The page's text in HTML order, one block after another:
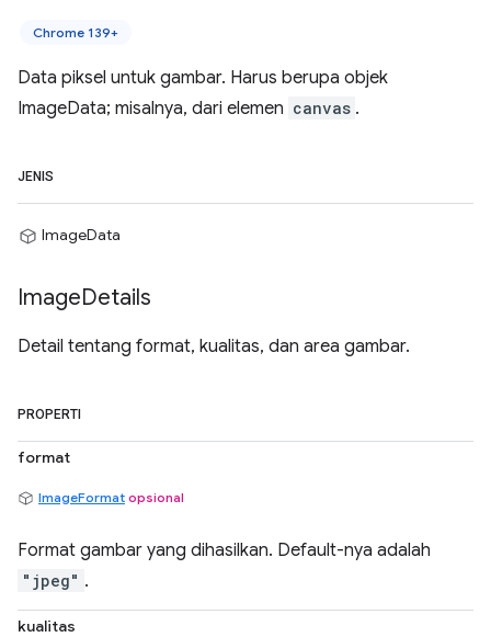
Chrome 139+
Data piksel untuk gambar. Harus berupa objek
ImageData; misalnya, dari elemen canvas .
JENIS
ImageData
ImageDetails
Detail tentang format, kualitas, dan area gambar.
PROPERTI
format
ImageFormat opsional
Format gambar yang dihasilkan. Default-nya adalah
"jpeg" .
kualitas